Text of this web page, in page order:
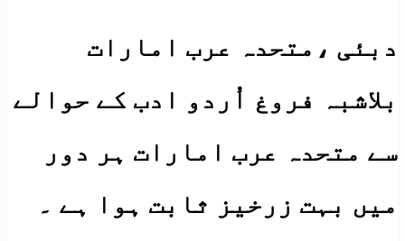
دبئی ،متحدہ عرب امارات
بلاشبہ فروغ اُردو ادب کے حوالے
سے متحدہ عرب امارات ہر دور
میں بہت زرخیز ثابت ہوا ہے ۔